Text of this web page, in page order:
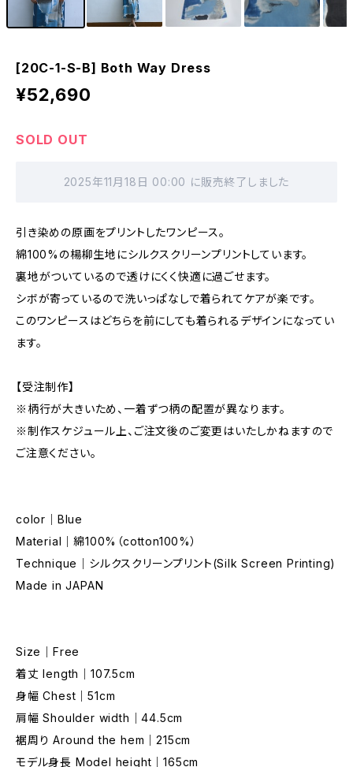
[20C-1-S-B] Both Way Dress
¥52,690
SOLD OUT
2025年11月18日 00:00 に販売終了しました
引き染めの原画をプリントしたワンピース。
綿100%の楊柳生地にシルクスクリーンプリントしています。
裏地がついているので透けにくく快適に過ごせます。
シボが寄っているので洗いっぱなしで着られてケアが楽です。
このワンピースはどちらを前にしても着られるデザインになってい
ます。
【受注制作】
※柄行が大きいため、一着ずつ柄の配置が異なります。
※制作スケジュール上、ご注文後のご変更はいたしかねますので
ご注意ください。
color｜Blue
Material｜綿100%（cotton100%）
Technique｜シルクスクリーンプリント(Silk Screen Printing)
Made in JAPAN
Size｜Free
着丈 length｜107.5cm
身幅 Chest｜51cm
肩幅 Shoulder width｜44.5cm
裾周り Around the hem｜215cm
モデル身長 Model height｜165cm